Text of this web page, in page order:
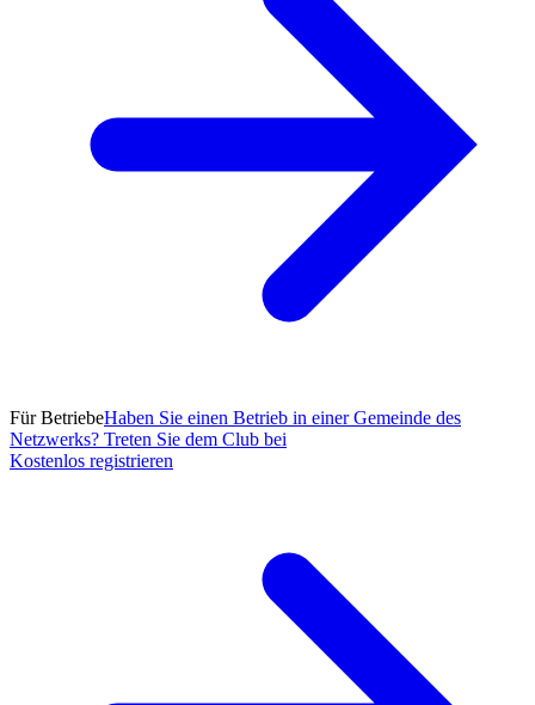
Für BetriebeHaben Sie einen Betrieb in einer Gemeinde des
Netzwerks? Treten Sie dem Club bei
Kostenlos registrieren